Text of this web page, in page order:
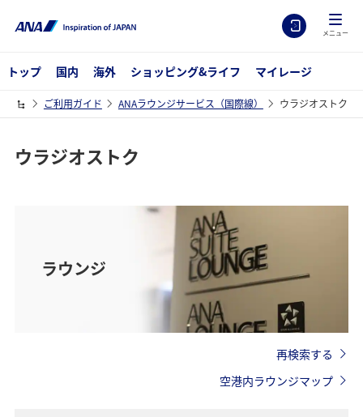
メニュー
トップ 国内 海外 ショッピング&ライフ マイレージ
ご利用ガイド ANAラウンジサービス（国際線） ウラジオストク
ウラジオストク
ラウンジ
再検索する
空港内ラウンジマップ